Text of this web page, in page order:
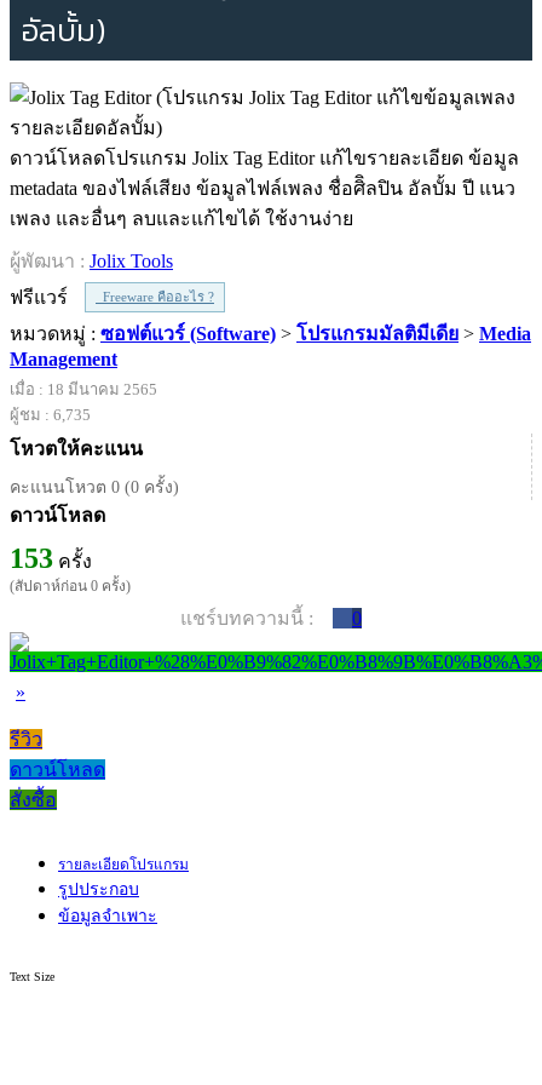
อัลบั้ม)
ดาวน์โหลดโปรแกรม Jolix Tag Editor แก้ไขรายละเอียด ข้อมูล
metadata ของไฟล์เสียง ข้อมูลไฟล์เพลง ชื่อศิิลปิน อัลบั้ม ปี แนว
เพลง และอื่นๆ ลบและแก้ไขได้ ใช้งานง่าย
ผู้พัฒนา : Jolix Tools
ฟรีแวร์
Freeware คืออะไร ?
หมวดหมู่ : ซอฟต์แวร์ (Software) > โปรแกรมมัลติมีเดีย > Media
Management
เมื่อ : 18 มีนาคม 2565
ผู้ชม : 6,735
โหวตให้คะแนน
คะแนนโหวต 0 (0 ครั้ง)
ดาวน์โหลด
153 ครั้ง
(สัปดาห์ก่อน 0 ครั้ง)
แชร์บทความนี้ : 0
»
รีวิว
ดาวน์โหลด
สั่งซื้อ
รายละเอียดโปรแกรม
รูปประกอบ
ข้อมูลจำเพาะ
Text Size